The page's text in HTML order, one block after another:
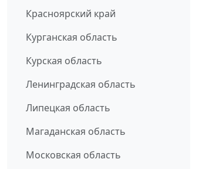
Красноярский край
Курганская область
Курская область
Ленинградская область
Липецкая область
Магаданская область
Московская область